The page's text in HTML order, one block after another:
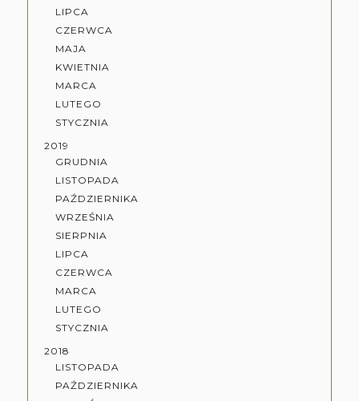
LIPCA
CZERWCA
MAJA
KWIETNIA
MARCA
LUTEGO
STYCZNIA
2019
GRUDNIA
LISTOPADA
PAŹDZIERNIKA
WRZEŚNIA
SIERPNIA
LIPCA
CZERWCA
MARCA
LUTEGO
STYCZNIA
2018
LISTOPADA
PAŹDZIERNIKA